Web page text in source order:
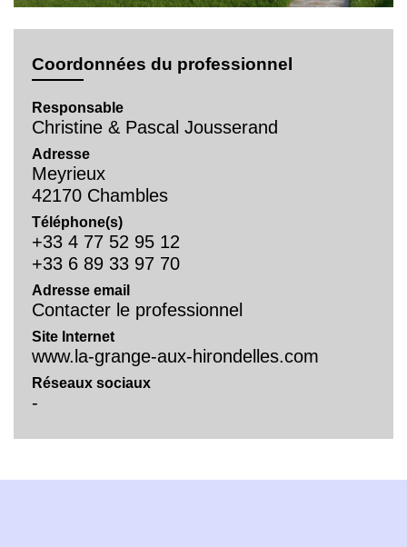
Coordonnées du professionnel
Responsable
Christine & Pascal Jousserand
Adresse
Meyrieux
42170 Chambles
Téléphone(s)
+33 4 77 52 95 12
+33 6 89 33 97 70
Adresse email
Contacter le professionnel
Site Internet
www.la-grange-aux-hirondelles.com
Réseaux sociaux
-